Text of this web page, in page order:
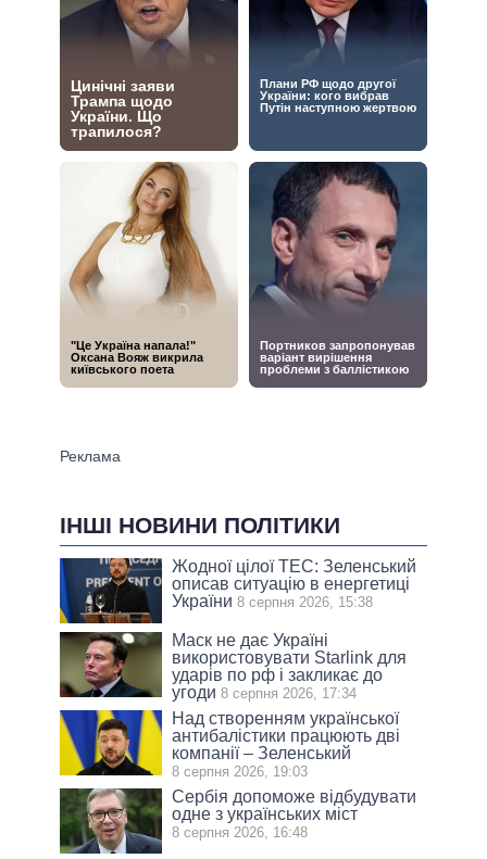
ІНШІ НОВИНИ ПОЛІТИКИ
Жодної цілої ТЕС: Зеленський
описав ситуацію в енергетиці
України 8 серпня 2026, 15:38
Маск не дає Україні
використовувати Starlink для
ударів по рф і закликає до
угоди 8 серпня 2026, 17:34
Над створенням української
антибалістики працюють дві
компанії – Зеленський
8 серпня 2026, 19:03
Сербія допоможе відбудувати
одне з українських міст
8 серпня 2026, 16:48